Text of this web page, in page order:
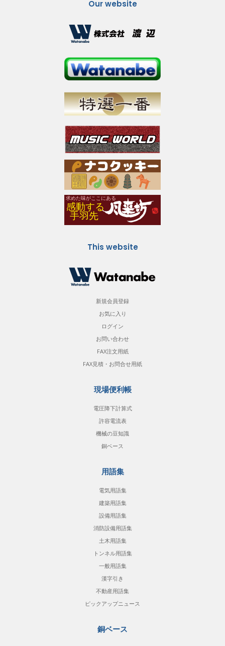
Our website
This website
新規会員登録
お気に入り
ログイン
お問い合わせ
FAX注文用紙
FAX見積・お問合せ用紙
現場便利帳
電圧降下計算式
許容電流表
機械の豆知識
銅ベース
用語集
電気用語集
建築用語集
設備用語集
消防設備用語集
土木用語集
トンネル用語集
一般用語集
漢字引き
不動産用語集
ピックアップニュース
銅ベース